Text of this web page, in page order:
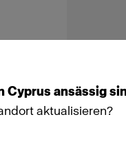
Cyprus ansässig
aktualisieren?